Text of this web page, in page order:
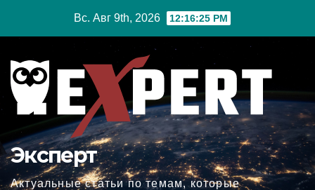
Вс. Авг 9th, 2026 12:16:26 PM
Эксперт
Актуальные статьи по темам, которые